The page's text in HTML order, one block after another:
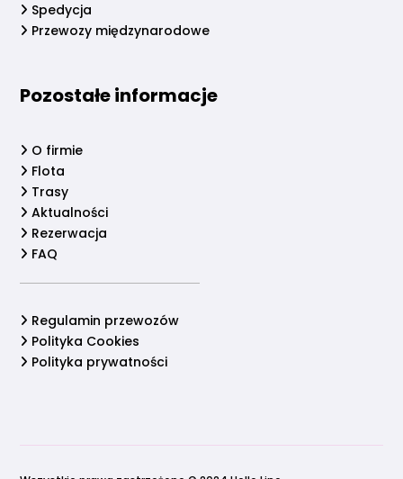
Spedycja
Przewozy międzynarodowe
Pozostałe informacje
O firmie
Flota
Trasy
Aktualności
Rezerwacja
FAQ
Regulamin przewozów
Polityka Cookies
Polityka prywatności